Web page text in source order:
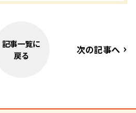
記事一覧に
戻る
次の記事へ